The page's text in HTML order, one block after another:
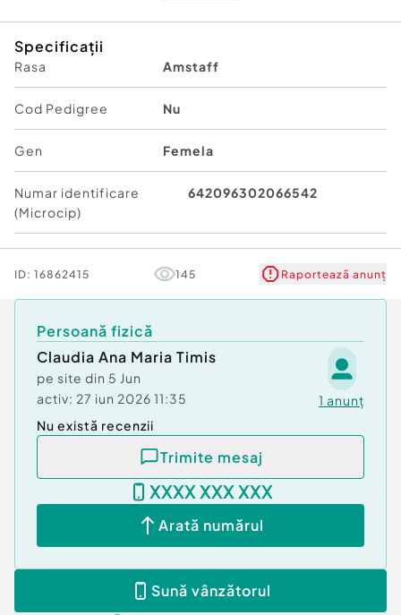
alerge toată ziua și important (jucării de ros ) !
Intenționez să găsesc o casă care să o iubească
cum o iubesc eu și să poate să îi ofere ce eu nu
am putut ( timpul necesar ) ! Nu mă contactați
dacă aveți de gând să faceți lupte sau altceva
,plus ea simte cine o ia pentru a o iubi sau a o
folosi ! Pentru mai multe detalii contactați mă …
-0751391256
-0738477282
Specificații
Rasa Amstaff
Cod Pedigree Nu
Gen Femela
Numar identificare
(Microcip)
642096302066542
ID: 16862415 145 Raportează anunț
Persoană fizică
Claudia Ana Maria Timis
pe site din 5 Jun
activ: 27 iun 2026 11:35 1 anunț
Nu există recenzii
Trimite mesaj
XXXX XXX XXX
Arată numărul
Sună vânzătorul